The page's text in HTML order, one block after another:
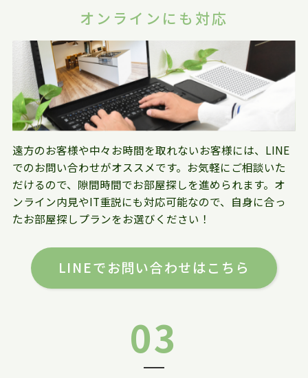
オンラインにも対応
遠方のお客様や中々お時間を取れないお客様には、LINE
でのお問い合わせがオススメです。お気軽にご相談いた
だけるので、隙間時間でお部屋探しを進められます。オ
ンライン内見やIT重説にも対応可能なので、自身に合っ
たお部屋探しプランをお選びください！
LINEでお問い合わせはこちら
03